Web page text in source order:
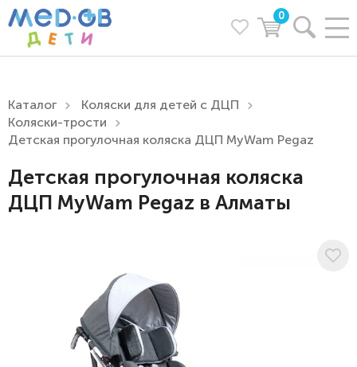
0
Каталог
Коляски для детей с ДЦП
Коляски-трости
Детская прогулочная коляска ДЦП MyWam Pegaz
Детская прогулочная коляска
ДЦП MyWam Pegaz в Алматы